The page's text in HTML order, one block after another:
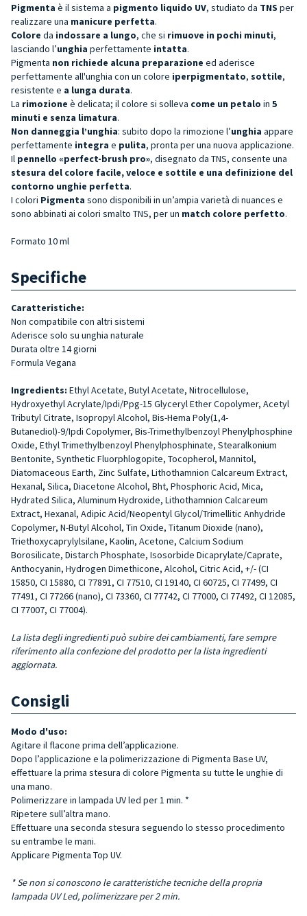
Pigmenta è il sistema a pigmento liquido UV, studiato da TNS per
realizzare una manicure perfetta.
Colore da indossare a lungo, che si rimuove in pochi minuti,
lasciando l’unghia perfettamente intatta.
Pigmenta non richiede alcuna preparazione ed aderisce
perfettamente all'unghia con un colore iperpigmentato, sottile,
resistente e a lunga durata.
La rimozione è delicata; il colore si solleva come un petalo in 5
minuti e senza limatura.
Non danneggia l’unghia: subito dopo la rimozione l’unghia appare
perfettamente integra e pulita, pronta per una nuova applicazione.
Il pennello «perfect-brush pro», disegnato da TNS, consente una
stesura del colore facile, veloce e sottile e una definizione del
contorno unghie perfetta.
I colori Pigmenta sono disponibili in un’ampia varietà di nuances e
sono abbinati ai colori smalto TNS, per un match colore perfetto.
Formato 10 ml
Specifiche
Caratteristiche:
Non compatibile con altri sistemi
Aderisce solo su unghia naturale
Durata oltre 14 giorni
Formula Vegana
Ingredients: Ethyl Acetate, Butyl Acetate, Nitrocellulose,
Hydroxyethyl Acrylate/Ipdi/Ppg-15 Glyceryl Ether Copolymer, Acetyl
Tributyl Citrate, Isopropyl Alcohol, Bis-Hema Poly(1,4-
Butanediol)-9/Ipdi Copolymer, Bis-Trimethylbenzoyl Phenylphosphine
Oxide, Ethyl Trimethylbenzoyl Phenylphosphinate, Stearalkonium
Bentonite, Synthetic Fluorphlogopite, Tocopherol, Mannitol,
Diatomaceous Earth, Zinc Sulfate, Lithothamnion Calcareum Extract,
Hexanal, Silica, Diacetone Alcohol, Bht, Phosphoric Acid, Mica,
Hydrated Silica, Aluminum Hydroxide, Lithothamnion Calcareum
Extract, Hexanal, Adipic Acid/Neopentyl Glycol/Trimellitic Anhydride
Copolymer, N-Butyl Alcohol, Tin Oxide, Titanum Dioxide (nano),
Triethoxycaprylylsilane, Kaolin, Acetone, Calcium Sodium
Borosilicate, Distarch Phosphate, Isosorbide Dicaprylate/Caprate,
Anthocyanin, Hydrogen Dimethicone, Alcohol, Citric Acid, +/- (CI
15850, CI 15880, CI 77891, CI 77510, CI 19140, CI 60725, CI 77499, CI
77491, CI 77266 (nano), CI 73360, CI 77742, CI 77000, CI 77492, CI 12085,
CI 77007, CI 77004).
La lista degli ingredienti può subire dei cambiamenti, fare sempre
riferimento alla confezione del prodotto per la lista ingredienti
aggiornata.
Consigli
Modo d'uso:
Agitare il flacone prima dell’applicazione.
Dopo l’applicazione e la polimerizzazione di Pigmenta Base UV,
effettuare la prima stesura di colore Pigmenta su tutte le unghie di
una mano.
Polimerizzare in lampada UV led per 1 min. *
Ripetere sull’altra mano.
Effettuare una seconda stesura seguendo lo stesso procedimento
su entrambe le mani.
Applicare Pigmenta Top UV.
* Se non si conoscono le caratteristiche tecniche della propria
lampada UV Led, polimerizzare per 2 min.